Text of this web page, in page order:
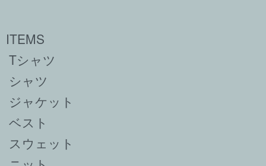
ITEMS
Tシャツ
シャツ
ジャケット
ベスト
スウェット